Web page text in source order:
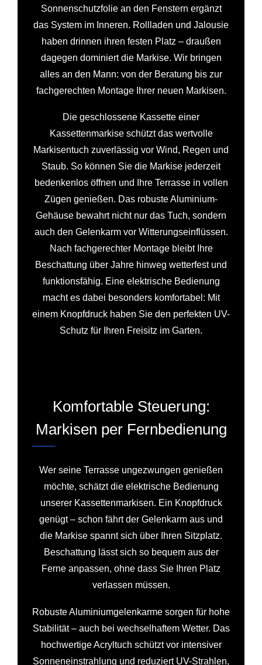
Sonnenschutzfolie an den Fenstern ergänzt
das System im Inneren. Rollladen und Jalousie
haben drinnen ihren festen Platz – draußen
dagegen dominiert die Markise. Wir bringen
alles an den Mann: von der Beratung bis zur
fachgerechten Montage Ihrer neuen Markisen.
Die geschlossene Kassette einer
Kassettenmarkise schützt das wertvolle
Markisentuch zuverlässig vor Wind, Regen und
Staub. So können Sie die Markise jederzeit
bedenkenlos öffnen und Ihre Terrasse in vollen
Zügen genießen. Das robuste Aluminium-
Gehäuse bewahrt nicht nur das Tuch, sondern
auch den Gelenkarm vor Witterungseinflüssen.
Nach fachgerechter Montage bleibt Ihre
Beschattung über Jahre hinweg wetterfest und
funktionsfähig. Eine elektrische Bedienung
macht es dabei besonders komfortabel: Mit
einem Knopfdruck haben Sie den perfekten UV-
Schutz für Ihren Freisitz im Garten.
Komfortable Steuerung:
Markisen per Fernbedienung
Wer seine Terrasse ungezwungen genießen
möchte, schätzt die elektrische Bedienung
unserer Kassettenmarkisen. Ein Knopfdruck
genügt – schon fährt der Gelenkarm aus und
die Markise spannt sich über Ihren Sitzplatz.
Beschattung lässt sich so bequem aus der
Ferne anpassen, ohne dass Sie Ihren Platz
verlassen müssen.
Robuste Aluminiumgelenkarme sorgen für hohe
Stabilität – auch bei wechselhaftem Wetter. Das
hochwertige Acryltuch schützt vor intensiver
Sonneneinstrahlung und reduziert UV-Strahlen,